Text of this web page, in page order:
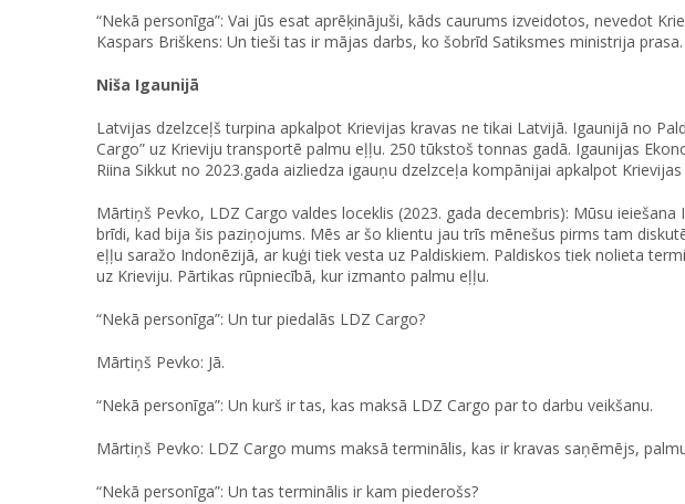
“Nekā personīga”: Vai jūs esat aprēķinājuši, kāds caurums izveidotos, nevedot
Kaspars Briškens: Un tieši tas ir mājas darbs, ko šobrīd Satiksmes ministrija prasa.
Niša Igaunijā
Latvijas dzelzceļš turpina apkalpot Krievijas kravas ne tikai Latvijā. Igaunijā no
Cargo” uz Krieviju transportē palmu eļļu. 250 tūkstoš tonnas gadā. Igaunijas
Riina Sikkut no 2023.gada aizliedza igauņu dzelzceļa kompānijai apkalpot
Mārtiņš Pevko, LDZ Cargo valdes loceklis (2023. gada decembris): Mūsu
brīdi, kad bija šis paziņojums. Mēs ar šo klientu jau trīs mēnešus pirms tam
eļļu saražo Indonēzijā, ar kuģi tiek vesta uz Paldiskiem. Paldiskos tiek nolieta
uz Krieviju. Pārtikas rūpniecībā, kur izmanto palmu eļļu.
“Nekā personīga”: Un tur piedalās LDZ Cargo?
Mārtiņš Pevko: Jā.
“Nekā personīga”: Un kurš ir tas, kas maksā LDZ Cargo par to darbu veikšanu.
Mārtiņš Pevko: LDZ Cargo mums maksā terminālis, kas ir kravas saņēmējs,
“Nekā personīga”: Un tas terminālis ir kam piederošs?